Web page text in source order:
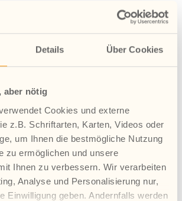
Details Über Cookies
aber nötig
Cookies und externe
z.B. Schriftarten, Karten, Videos oder
um Ihnen die bestmögliche Nutzung
zu ermöglichen und unsere
Ihnen zu verbessern. Wir verarbeiten
Analyse und Personalisierung nur,
Einwilligung geben. Andernfalls werden
Einsparungen
feiert 10-jähriges Bestehen
mit erweitertem Angebot
unverzichtbar – Protest gegen
mit Perspektive
Perspektive